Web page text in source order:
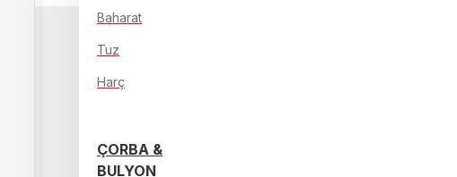
Baharat
Tuz
Harç
ÇORBA &
BULYON